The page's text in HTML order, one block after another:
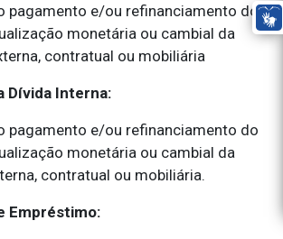
pagamento e/ou refinanciamento do
monetária ou cambial da
contratual ou mobiliária
Dívida Interna:
pagamento e/ou refinanciamento do
monetária ou cambial da
contratual ou mobiliária.
Empréstimo: